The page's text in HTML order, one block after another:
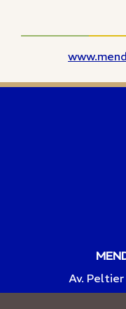
Av. Peltier